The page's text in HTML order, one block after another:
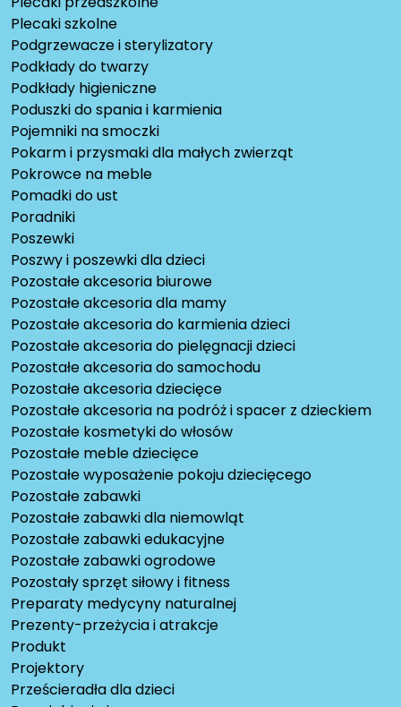
Plecaki szkolne
Podgrzewacze i sterylizatory
Podkłady do twarzy
Podkłady higieniczne
Poduszki do spania i karmienia
Pojemniki na smoczki
Pokarm i przysmaki dla małych zwierząt
Pokrowce na meble
Pomadki do ust
Poradniki
Poszewki
Poszwy i poszewki dla dzieci
Pozostałe akcesoria biurowe
Pozostałe akcesoria dla mamy
Pozostałe akcesoria do karmienia dzieci
Pozostałe akcesoria do pielęgnacji dzieci
Pozostałe akcesoria do samochodu
Pozostałe akcesoria dziecięce
Pozostałe akcesoria na podróż i spacer z dzieckiem
Pozostałe kosmetyki do włosów
Pozostałe meble dziecięce
Pozostałe wyposażenie pokoju dziecięcego
Pozostałe zabawki
Pozostałe zabawki dla niemowląt
Pozostałe zabawki edukacyjne
Pozostałe zabawki ogrodowe
Pozostały sprzęt siłowy i fitness
Preparaty medycyny naturalnej
Prezenty-przeżycia i atrakcje
Produkt
Projektory
Prześcieradła dla dzieci